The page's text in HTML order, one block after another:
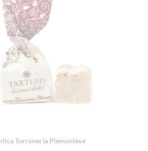
Torroneria Piemontese